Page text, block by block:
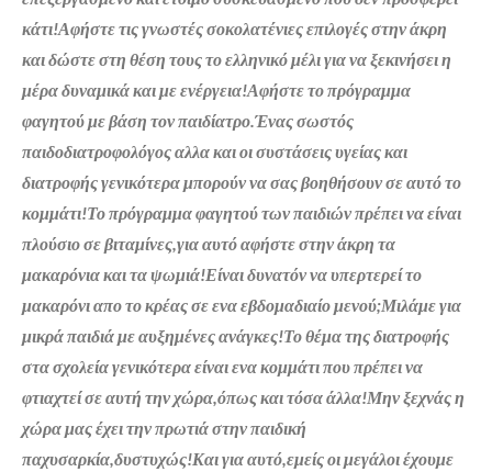
κάτι!Αφήστε τις γνωστές σοκολατένιες επιλογές στην άκρη
και δώστε στη θέση τους το ελληνικό μέλι για να ξεκινήσει η
μέρα δυναμικά και με ενέργεια!Αφήστε το πρόγραμμα
φαγητού με βάση τον παιδίατρο.Ένας σωστός
παιδοδιατροφολόγος αλλα και οι συστάσεις υγείας και
διατροφής γενικότερα μπορούν να σας βοηθήσουν σε αυτό το
κομμάτι!Το πρόγραμμα φαγητού των παιδιών πρέπει να είναι
πλούσιο σε βιταμίνες,για αυτό αφήστε στην άκρη τα
μακαρόνια και τα ψωμιά!Είναι δυνατόν να υπερτερεί το
μακαρόνι απο το κρέας σε ενα εβδομαδιαίο μενού;Μιλάμε για
μικρά παιδιά με αυξημένες ανάγκες!Το θέμα της διατροφής
στα σχολεία γενικότερα είναι ενα κομμάτι που πρέπει να
φτιαχτεί σε αυτή την χώρα,όπως και τόσα άλλα!Μην ξεχνάς η
χώρα μας έχει την πρωτιά στην παιδική
παχυσαρκία,δυστυχώς!Και για αυτό,εμείς οι μεγάλοι έχουμε